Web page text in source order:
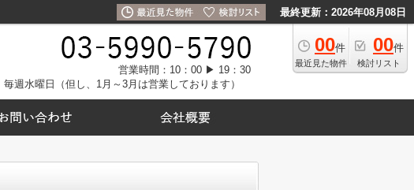
最終更新：2026年08月08日
00件
最近見た物件
00件
検討リスト
営業時間：10：00 ▶ 19：30
毎週水曜日（但し、1月～3月は営業しております）